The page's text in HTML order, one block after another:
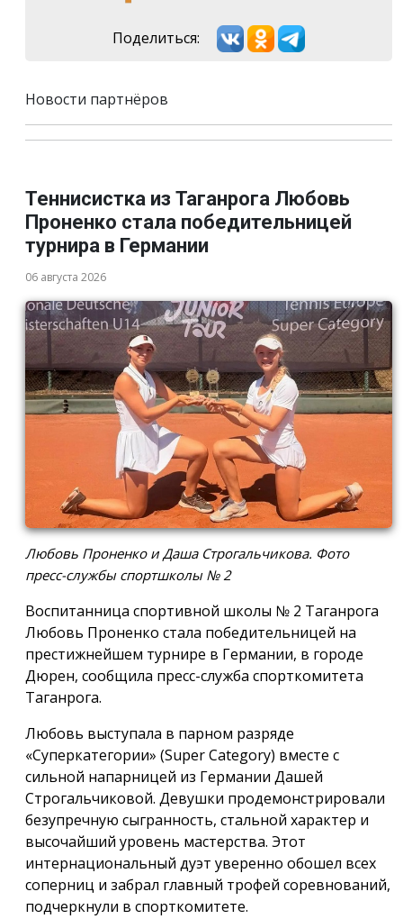
Поделиться:
Новости партнёров
Теннисистка из Таганрога Любовь
Проненко стала победительницей
турнира в Германии
06 августа 2026
Любовь Проненко и Даша Строгальчикова. Фото
пресс-службы спортшколы № 2
Воспитанница спортивной школы № 2 Таганрога
Любовь Проненко стала победительницей на
престижнейшем турнире в Германии, в городе
Дюрен, сообщила пресс-служба спорткомитета
Таганрога.
Любовь выступала в парном разряде
«Суперкатегории» (Super Category) вместе с
сильной напарницей из Германии Дашей
Строгальчиковой. Девушки продемонстрировали
безупречную сыгранность, стальной характер и
высочайший уровень мастерства. Этот
интернациональный дуэт уверенно обошел всех
соперниц и забрал главный трофей соревнований,
подчеркнули в спорткомитете.